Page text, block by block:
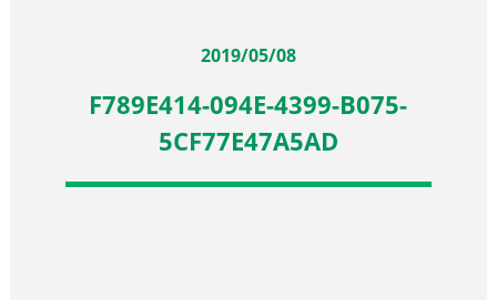
2019/05/08
F789E414-094E-4399-B075-
5CF77E47A5AD